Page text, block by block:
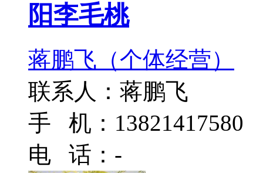
阳李毛桃
蒋鹏飞（个体经营）
联系人：蒋鹏飞
手 机：13821417580
电 话：-